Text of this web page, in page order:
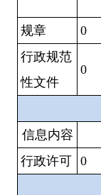
规章
0
行政规范
性文件
0
信息内容
行政许可
0